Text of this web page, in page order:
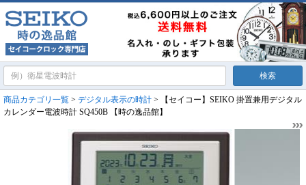
商品カテゴリ一覧 > デジタル表示の時計 > 【セイコー】SEIKO 掛置兼用デジタル
カレンダー電波時計 SQ450B 【時の逸品館】